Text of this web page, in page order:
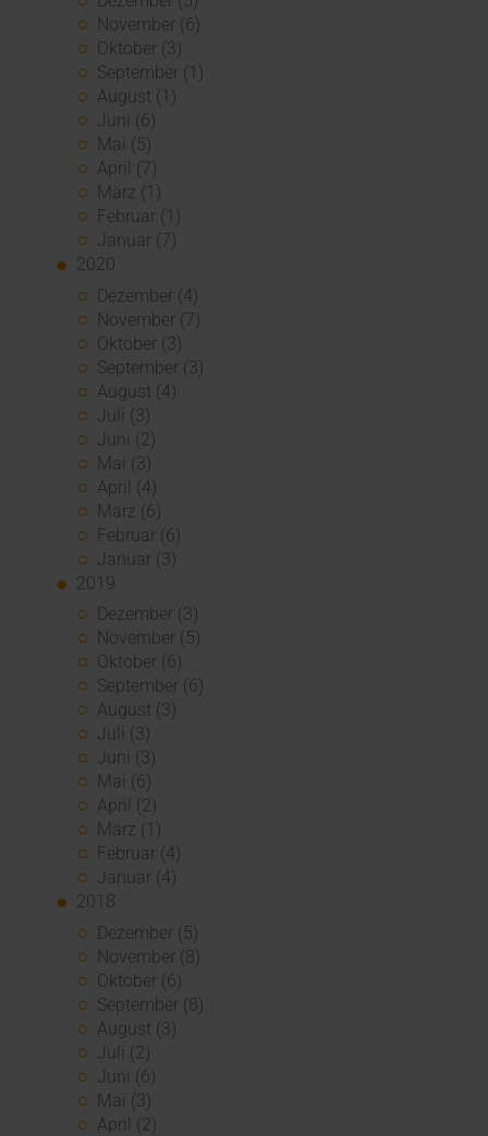
November (6)
Oktober (3)
September (1)
August (1)
Juni (6)
Mai (5)
April (7)
März (1)
Februar (1)
Januar (7)
2020
Dezember (4)
November (7)
Oktober (3)
September (3)
August (4)
Juli (3)
Juni (2)
Mai (3)
April (4)
März (6)
Februar (6)
Januar (3)
2019
Dezember (3)
November (5)
Oktober (6)
September (6)
August (3)
Juli (3)
Juni (3)
Mai (6)
April (2)
März (1)
Februar (4)
Januar (4)
2018
Dezember (5)
November (8)
Oktober (6)
September (8)
August (3)
Juli (2)
Juni (6)
Mai (3)
April (2)